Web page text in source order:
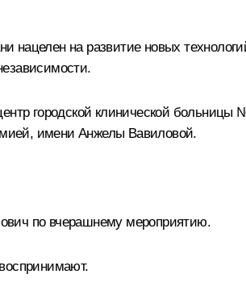
на развитие новых
городской клинической
имени Анжелы Вавиловой.
по вчерашнему мероприятию.